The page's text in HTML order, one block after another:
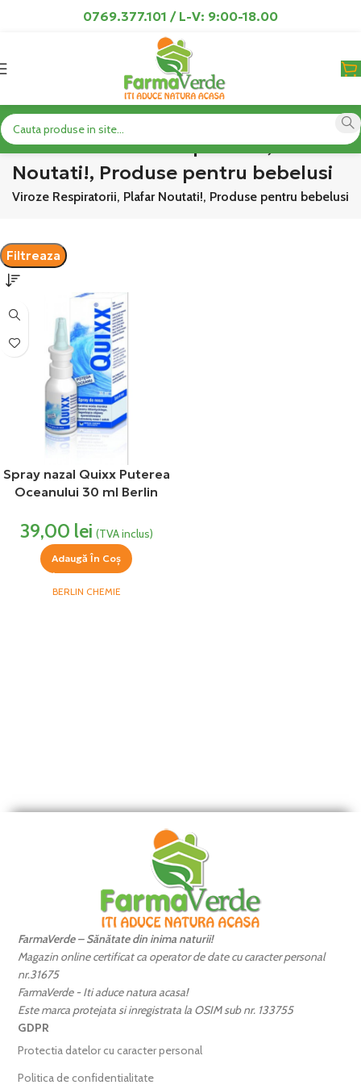
0769.377.101 / L-V: 9:00-18.00
Produse Viroze Respiratorii, Plafar
Noutati!, Produse pentru bebelusi
Viroze Respiratorii, Plafar Noutati!, Produse pentru bebelusi
Filtreaza
Spray nazal Quixx Puterea
Oceanului 30 ml Berlin
39,00 lei (TVA inclus)
Adaugă În Coș
BERLIN CHEMIE
FarmaVerde – Sănătate din inima naturii!
Magazin online certificat ca operator de date cu caracter personal
nr.31675
FarmaVerde - Iti aduce natura acasa!
Este marca protejata si inregistrata la OSIM sub nr. 133755
GDPR
Protectia datelor cu caracter personal
Politica de confidentialitate